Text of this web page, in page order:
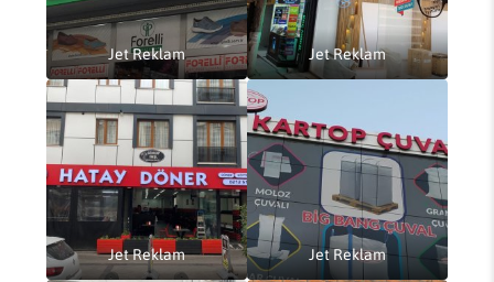
Jet Reklam Jet Reklam
Jet Reklam Jet Reklam